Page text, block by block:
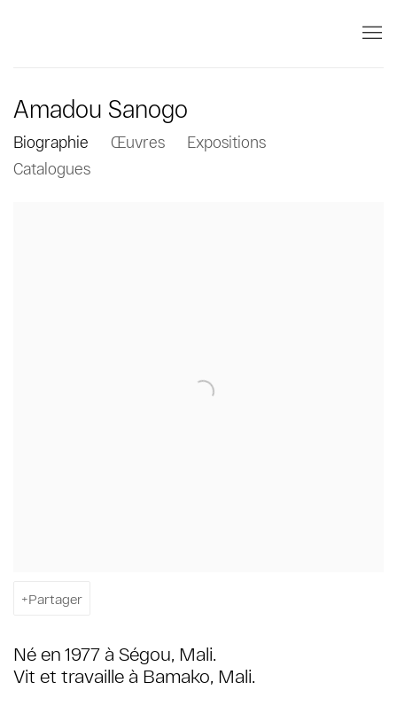
Amadou Sanogo
Biographie Œuvres
Expositions
Catalogues
Partager
Né en 1977 à Ségou, Mali.
Vit et travaille à Bamako, Mali.